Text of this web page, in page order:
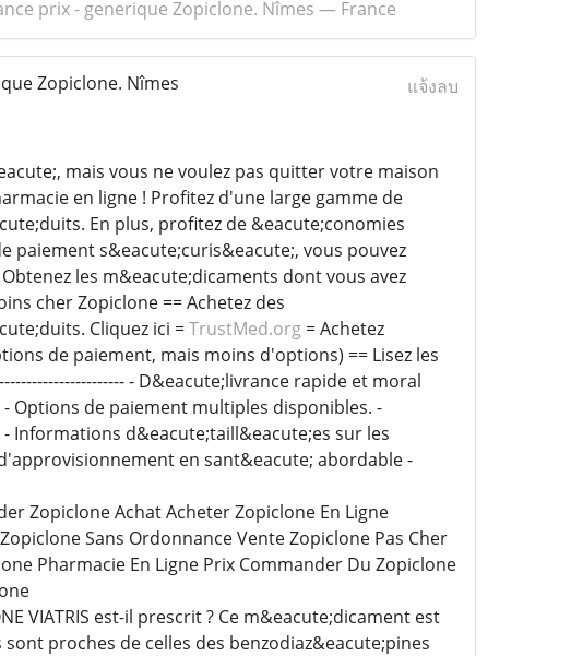
prix - generique Zopiclone. Nîmes — France
Zopiclone. Nîmes
แจ้งลบ
mais vous ne voulez pas quitter votre maison
en ligne ! Profitez d'une large gamme de
En plus, profitez de &eacute;conomies
paiement s&eacute;curis&eacute;, vous pouvez
les m&eacute;dicaments dont vous avez
cher Zopiclone == Achetez des
Cliquez ici =TrustMed.org= Achetez
de paiement, mais moins d'options) == Lisez les
- D&eacute;livrance rapide et moral
Options de paiement multiples disponibles. -
Informations d&eacute;taill&eacute;es sur les
en sant&eacute; abordable -
Zopiclone Achat Acheter Zopiclone En Ligne
Sans Ordonnance Vente Zopiclone Pas Cher
Pharmacie En Ligne Prix Commander Du Zopiclone
VIATRIS est-il prescrit ? Ce m&eacute;dicament est
proches de celles des benzodiaz&eacute;pines